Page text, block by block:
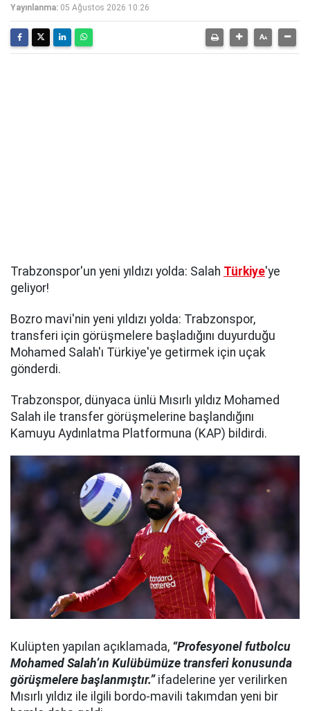
Yayınlanma: 05 Ağustos 2026 10:26
Trabzonspor'un yeni yıldızı yolda: Salah Türkiye'ye
geliyor!
Bozro mavi'nin yeni yıldızı yolda: Trabzonspor,
transferi için görüşmelere başladığını duyurduğu
Mohamed Salah'ı Türkiye'ye getirmek için uçak
gönderdi.
Trabzonspor, dünyaca ünlü Mısırlı yıldız Mohamed
Salah ile transfer görüşmelerine başlandığını
Kamuyu Aydınlatma Platformuna (KAP) bildirdi.
Kulüpten yapılan açıklamada, “Profesyonel futbolcu
Mohamed Salah’ın Kulübümüze transferi konusunda
görüşmelere başlanmıştır.”ifadelerine yer verilirken
Mısırlı yıldız ile ilgili bordo-mavili takımdan yeni bir